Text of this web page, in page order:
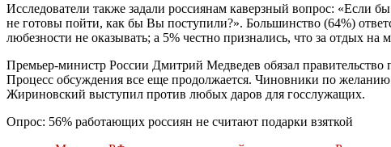
Исследователи также задали россиянам каверзный вопрос: «Если
не готовы пойти, как бы Вы поступили?». Большинство (64%)
любезности не оказывать; а 5% честно признались, что за отдых на
Премьер-министр России Дмитрий Медведев обязал
Процесс обсуждения все еще продолжается. Чиновники по
Жириновский выступил против любых даров для госслужащих.
Опрос: 56% работающих россиян не считают подарки взяткой